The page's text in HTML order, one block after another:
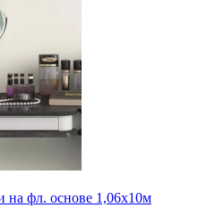
фл. основе 1,06х10м